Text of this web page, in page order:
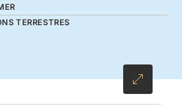
à couper le souffle, des
la baie de Ha Long aux eaux
TERRESTRES